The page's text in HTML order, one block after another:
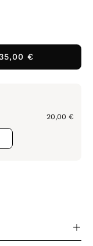
€
20,00 €